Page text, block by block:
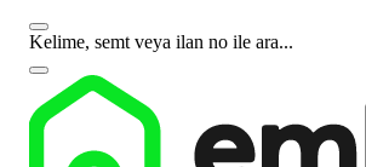
Kelime, semt veya ilan no ile ara...